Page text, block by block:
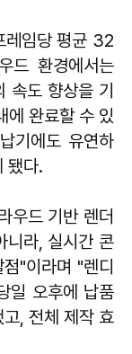
레임당 평균 32
드 환경에서는
도 향상을 기
에 완료할 수 있
기에도 유연하
됐다.
우드 기반 렌더
니라, 실시간 콘
"이라며 "렌디
일 오후에 납품
, 전체 제작 효